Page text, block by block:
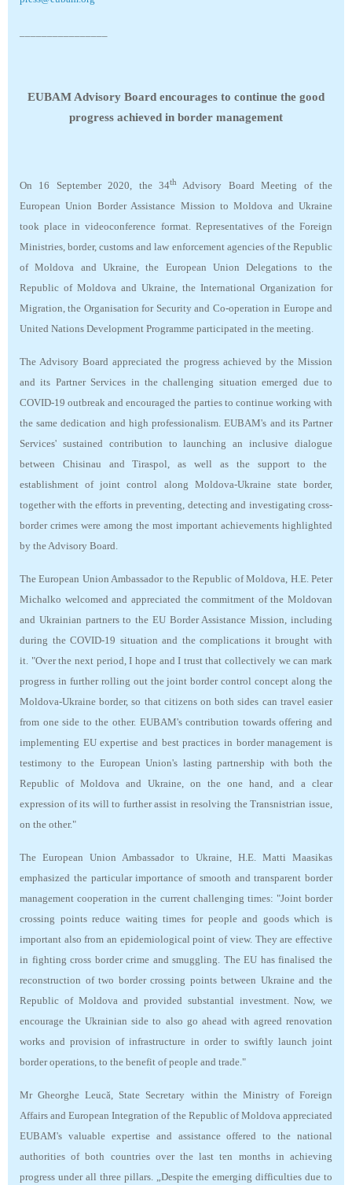
EUBAM Advisory Board encourages to continue the good
progress achieved in border management
On 16 September 2020, the 34th
Advisory Board Meeting of the
European Union Border Assistance Mission to Moldova and Ukraine
took place in videoconference format. Representatives of the Foreign
Ministries, border, customs and law enforcement agencies of the Republic
of Moldova and Ukraine, the European Union Delegations to the
Republic of Moldova and Ukraine, the International Organization for
Migration, the Organisation for Security and Co-operation in Europe and
United Nations Development Programme participated in the meeting.
The Advisory Board appreciated the progress achieved by the Mission
and its Partner Services in the challenging situation emerged due to
COVID-19 outbreakand encouragedthe parties to continue working with
the same dedication and high professionalism.EUBAM's and its Partner
Services' sustained contribution tolaunching an inclusive dialogue
between Chisinau and Tiraspol, as well as the support to the
establishment of joint control along Moldova-Ukraine state border,
together with the efforts in preventing, detecting and investigating cross-
border crimes were among the most important achievements highlighted
by the Advisory Board.
The European Union Ambassador to the Republic of Moldova, H.E. Peter
Michalko welcomed and appreciated the commitment of the Moldovan
and Ukrainian partners to the EU Border Assistance Mission, including
during the COVID-19 situation and the complications it brought with
it. "Over the next period, I hope and I trust that collectively we can mark
progress in further rolling out the joint border control concept along the
Moldova-Ukraine border, so that citizens on both sides can travel easier
from one side to the other. EUBAM's contribution towards offering and
implementing EU expertise and best practices in border management is
testimony to the European Union's lasting partnership with both the
Republic of Moldova and Ukraine, on the one hand, and a clear
expression of its will to further assist in resolving the Transnistrian issue,
on the other."
The European Union Ambassador to Ukraine, H.E. Matti Maasikas
emphasized the particular importance of smooth and transparent border
management cooperation in the current challenging times: "Joint border
crossing points reduce waiting times for people and goods which is
important also from an epidemiological point of view. They are effective
in fighting cross border crime and smuggling. The EU has finalised the
reconstruction of two border crossing points between Ukraine and the
Republic of Moldova and provided substantial investment. Now, we
encourage the Ukrainian side to also go ahead with agreed renovation
works and provision of infrastructure in order to swiftly launch joint
border operations, to the benefit of people and trade."
Mr Gheorghe Leucă, State Secretary within the Ministry of Foreign
Affairs and European Integration of the Republic of Moldova appreciated
EUBAM's valuable expertise and assistance offered to the national
authorities of both countries over the last ten months in achieving
progress under all three pillars. „Despite the emerging difficulties due to